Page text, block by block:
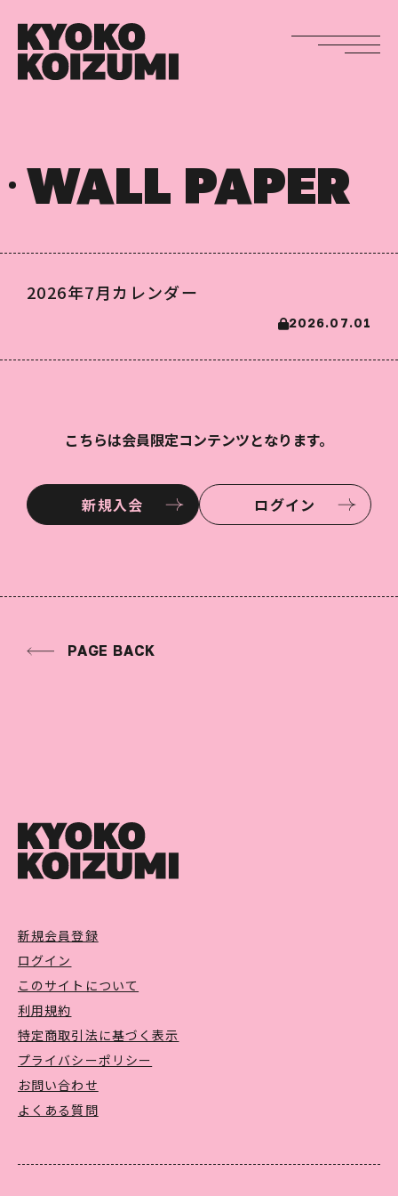
WALL PAPER
2026年7月カレンダー
2026.07.01
こちらは会員限定コンテンツとなります。
新規入会 ログイン
PAGE BACK
新規会員登録
ログイン
このサイトについて
利用規約
特定商取引法に基づく表示
プライバシーポリシー
お問い合わせ
よくある質問